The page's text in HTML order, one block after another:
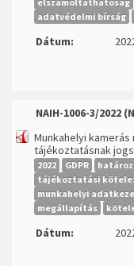
adatvédelmi bírság
Dátum:
NAIH-1006-3/2022
Munkahelyi
tájékoztatásnak
2022 GDPR
tájékoztatási
munkahelyi
megállapítás
Dátum: